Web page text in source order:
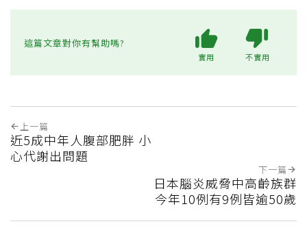
這篇文章對你有幫助嗎?
實用 不實用
上一篇
近5成中年人腹部肥胖 小
心代謝出問題
下一篇
日本腦炎威脅中高齡族群
今年10例有9例皆逾50歲